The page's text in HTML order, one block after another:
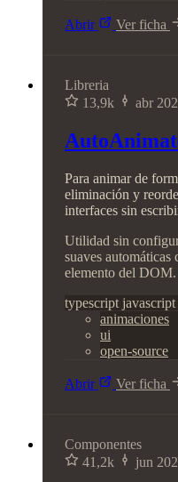
Abrir Ver ficha
Libreria
13,9k
abr
Para animar de
eliminación y
interfaces sin
Utilidad sin
suaves
elemento del DOM.
typescript javascript
animaciones
ui
open-source
Abrir Ver ficha
Componentes
41,2k
jun